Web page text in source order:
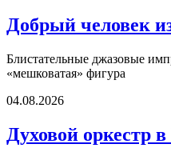
Добрый человек
Блистательные джазовые
«мешковатая» фигура
04.08.2026
Духовой оркестр